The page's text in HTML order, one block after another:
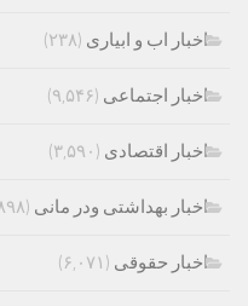
اخبار اب و ابیاری (۲۳۸)
اخبار اجتماعی (۹,۵۴۶)
اخبار اقتصادی (۳,۵۹۰)
اخبار بهداشتی ودر مانی (۸۹۸)
اخبار حقوقی (۶,۰۷۱)